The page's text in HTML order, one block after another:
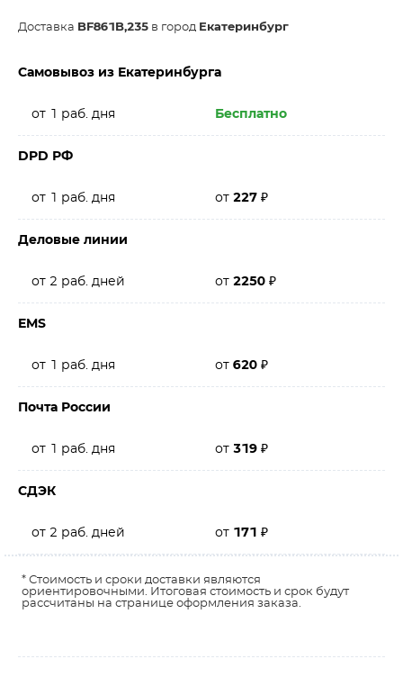
Доставка BF861B,235 в город Екатеринбург
Самовывоз из Екатеринбурга
от 1 раб. дня Бесплатно
DPD РФ
от 1 раб. дня от 227 ₽
Деловые линии
от 2 раб. дней от 2250 ₽
EMS
от 1 раб. дня от 620 ₽
Почта России
от 1 раб. дня от 319 ₽
СДЭК
от 2 раб. дней от 171 ₽
* Стоимость и сроки доставки являются
ориентировочными. Итоговая стоимость и срок будут
рассчитаны на странице оформления заказа.